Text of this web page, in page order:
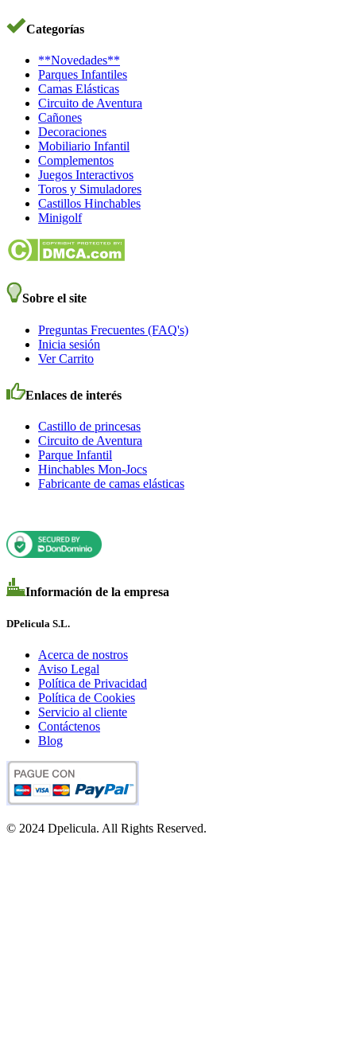
Categorías
**Novedades**
Parques Infantiles
Camas Elásticas
Circuito de Aventura
Cañones
Decoraciones
Mobiliario Infantil
Complementos
Juegos Interactivos
Toros y Simuladores
Castillos Hinchables
Minigolf
Sobre el site
Preguntas Frecuentes (FAQ's)
Inicia sesión
Ver Carrito
Enlaces de interés
Castillo de princesas
Circuito de Aventura
Parque Infantil
Hinchables Mon-Jocs
Fabricante de camas elásticas
Información de la empresa
DPelicula S.L.
Acerca de nostros
Aviso Legal
Política de Privacidad
Política de Cookies
Servicio al cliente
Contáctenos
Blog
© 2024 Dpelicula. All Rights Reserved.